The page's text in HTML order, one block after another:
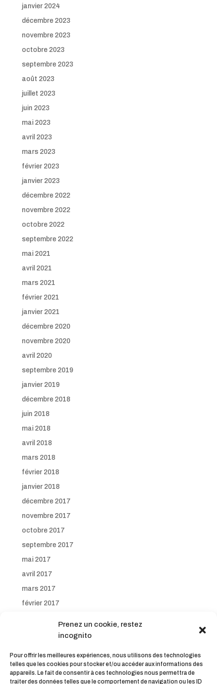
Prenez un cookie, restez
incognito
Pour offrir les meilleures expériences, nous utilisons des technologies
telles que les cookies pour stocker et/ou accéder aux informations des
appareils. Le fait de consentir à ces technologies nous permettra de
traiter des données telles que le comportement de navigation ou les ID
janvier 2024
décembre 2023
novembre 2023
octobre 2023
septembre 2023
août 2023
juillet 2023
juin 2023
mai 2023
avril 2023
mars 2023
février 2023
janvier 2023
décembre 2022
novembre 2022
octobre 2022
septembre 2022
mai 2021
avril 2021
mars 2021
février 2021
janvier 2021
décembre 2020
novembre 2020
avril 2020
septembre 2019
janvier 2019
décembre 2018
juin 2018
mai 2018
avril 2018
mars 2018
février 2018
janvier 2018
décembre 2017
novembre 2017
octobre 2017
septembre 2017
mai 2017
avril 2017
mars 2017
février 2017
décembre 2016
octobre 2016
septembre 2016